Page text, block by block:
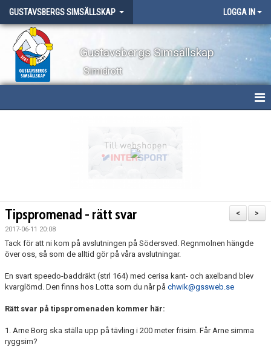
GUSTAVSBERGS SIMSÄLLSKAP LOGGA IN
Gustavsbergs Simsällskap
Simidrott
LÄGER
WEBBSHOP
TRÄNINGSAVGIFTER
>
<
Tipspromenad - rätt svar
2017-06-11 20:08
Tack för att ni kom på avslutningen på Södersved. Regnmolnen hängde
över oss, så som de alltid gör på våra avslutningar.
En svart speedo-baddräkt (strl 164) med cerisa kant- och axelband blev
kvarglömd. Den finns hos Lotta som du når på chwik@gssweb.se
Rätt svar på tipspromenaden kommer här:
1. Arne Borg ska ställa upp på tävling i 200 meter frisim. Får Arne simma
ryggsim?